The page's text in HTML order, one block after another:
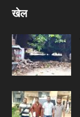
खेल